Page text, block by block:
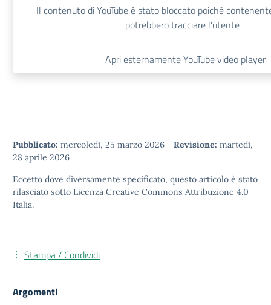
Il contenuto di YouTube è stato bloccato poiché
potrebbero tracciare l'utente
Apri esternamente YouTube video player
Pubblicato: mercoledì, 25 marzo 2026 - Revisione: martedì,
28 aprile 2026
Eccetto dove diversamente specificato, questo articolo è stato
rilasciato sotto Licenza Creative Commons Attribuzione 4.0
Italia.
Stampa / Condividi
Argomenti